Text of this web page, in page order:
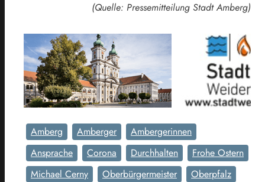
(Quelle: Pressemitteilung Stadt Amberg)
Amberg Amberger
Ambergerinnen
Ansprache
Corona Durchhalten
Frohe Ostern
Michael Cerny
Oberbürgermeister
Oberpfalz